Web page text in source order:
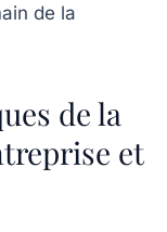
de la
de la
et